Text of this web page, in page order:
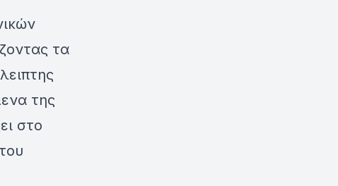
τα
της
στο